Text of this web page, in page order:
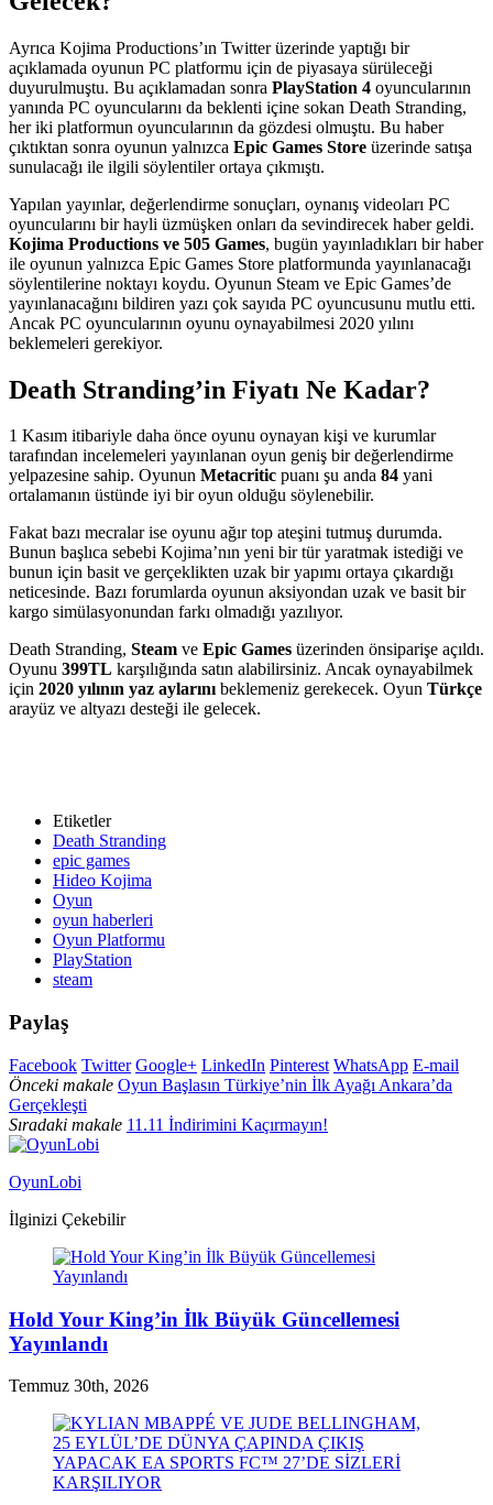
Ayrıca Kojima Productions’ın Twitter üzerinde yaptığı bir
açıklamada oyunun PC platformu için de piyasaya sürüleceği
duyurulmuştu. Bu açıklamadan sonra PlayStation 4 oyuncularının
yanında PC oyuncularını da beklenti içine sokan Death Stranding,
her iki platformun oyuncularının da gözdesi olmuştu. Bu haber
çıktıktan sonra oyunun yalnızca Epic Games Store üzerinde satışa
sunulacağı ile ilgili söylentiler ortaya çıkmıştı.
Yapılan yayınlar, değerlendirme sonuçları, oynanış videoları PC
oyuncularını bir hayli üzmüşken onları da sevindirecek haber geldi.
Kojima Productions ve 505 Games, bugün yayınladıkları bir haber
ile oyunun yalnızca Epic Games Store platformunda yayınlanacağı
söylentilerine noktayı koydu. Oyunun Steam ve Epic Games’de
yayınlanacağını bildiren yazı çok sayıda PC oyuncusunu mutlu etti.
Ancak PC oyuncularının oyunu oynayabilmesi 2020 yılını
beklemeleri gerekiyor.
Death Stranding’in Fiyatı Ne Kadar?
1 Kasım itibariyle daha önce oyunu oynayan kişi ve kurumlar
tarafından incelemeleri yayınlanan oyun geniş bir değerlendirme
yelpazesine sahip. Oyunun Metacritic puanı şu anda 84 yani
ortalamanın üstünde iyi bir oyun olduğu söylenebilir.
Fakat bazı mecralar ise oyunu ağır top ateşini tutmuş durumda.
Bunun başlıca sebebi Kojima’nın yeni bir tür yaratmak istediği ve
bunun için basit ve gerçeklikten uzak bir yapımı ortaya çıkardığı
neticesinde. Bazı forumlarda oyunun aksiyondan uzak ve basit bir
kargo simülasyonundan farkı olmadığı yazılıyor.
Death Stranding, Steam ve Epic Games üzerinden önsiparişe açıldı.
Oyunu 399TL karşılığında satın alabilirsiniz. Ancak oynayabilmek
için 2020 yılının yaz aylarınıbeklemeniz gerekecek. Oyun Türkçe
arayüz ve altyazı desteği ile gelecek.
Etiketler
Death Stranding
epic games
Hideo Kojima
Oyun
oyun haberleri
Oyun Platformu
PlayStation
steam
Paylaş
Facebook Twitter Google+ LinkedIn Pinterest WhatsApp E-mail
Önceki makale Oyun Başlasın Türkiye’nin İlk Ayağı Ankara’da
Gerçekleşti
Sıradaki makale 11.11 İndirimini Kaçırmayın!
OyunLobi
İlginizi Çekebilir
Hold Your King’in İlk Büyük Güncellemesi
Yayınlandı
Temmuz 30th, 2026